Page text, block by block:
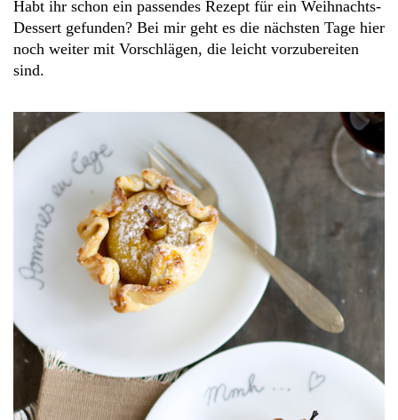
Habt ihr schon ein passendes Rezept für ein Weihnachts-
Dessert gefunden? Bei mir geht es die nächsten Tage hier
noch weiter mit Vorschlägen, die leicht vorzubereiten
sind.